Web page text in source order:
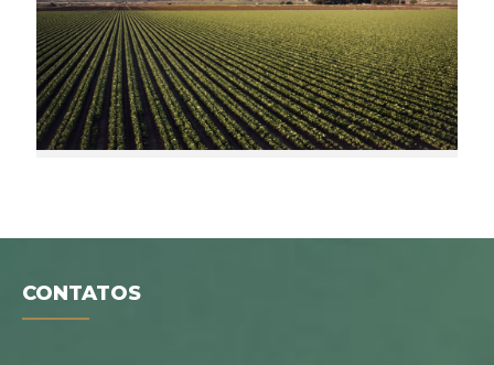
CONTATOS